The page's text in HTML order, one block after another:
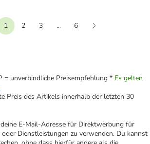
1 2 3 ...
6
= unverbindliche Preisempfehlung * Es gelten
Preis des Artikels innerhalb der letzten 30
E-Mail-Adresse für Direktwerbung für
oder Dienstleistungen zu verwenden. Du kannst